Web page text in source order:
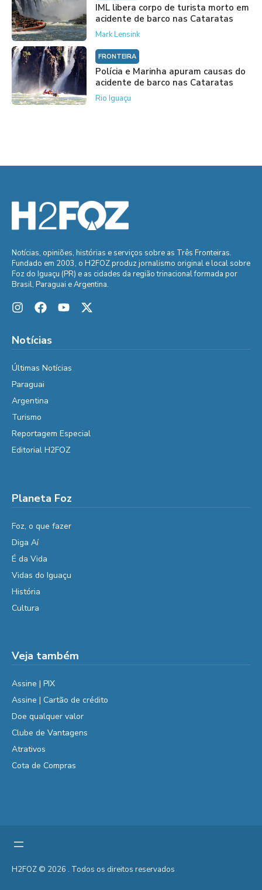
IML libera corpo de turista morto em
acidente de barco nas Cataratas
Mark Lensink
FRONTEIRA
Polícia e Marinha apuram causas do
acidente de barco nas Cataratas
Rio Iguaçu
Notícias, opiniões, histórias e serviços sobre as Três Fronteiras.
Fundado em 2003, o H2FOZ produz jornalismo original e local sobre
Foz do Iguaçu (PR) e as cidades da região trinacional formada por
Brasil, Paraguai e Argentina.
Notícias
Últimas Notícias
Paraguai
Argentina
Turismo
Reportagem Especial
Editorial H2FOZ
Planeta Foz
Foz, o que fazer
Diga Aí
É da Vida
Vidas do Iguaçu
História
Cultura
Veja também
Assine | PIX
Assine | Cartão de crédito
Doe qualquer valor
Clube de Vantagens
Atrativos
Cota de Compras
H2FOZ © 2026 . Todos os direitos reservados